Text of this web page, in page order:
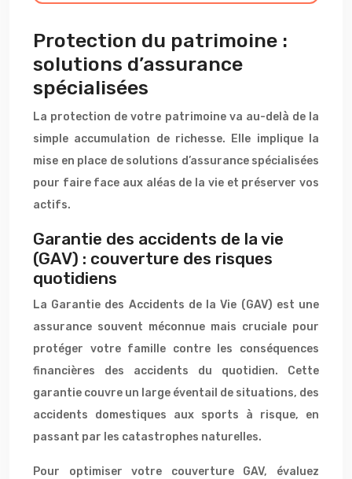
Protection du patrimoine :
solutions d’assurance
spécialisées
La protection de votre patrimoine va au-delà de la
simple accumulation de richesse. Elle implique la
mise en place de solutions d’assurance spécialisées
pour faire face aux aléas de la vie et préserver vos
actifs.
Garantie des accidents de la vie
(GAV) : couverture des risques
quotidiens
La Garantie des Accidents de la Vie (GAV) est une
assurance souvent méconnue mais cruciale pour
protéger votre famille contre les conséquences
financières des accidents du quotidien. Cette
garantie couvre un large éventail de situations, des
accidents domestiques aux sports à risque, en
passant par les catastrophes naturelles.
Pour optimiser votre couverture GAV, évaluez